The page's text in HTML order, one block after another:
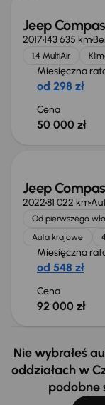
Jeep
2017143 635 km
1.4 MultiAir
Miesięczna
od 298 zł
Cena
50 000 zł
Świeżo
Jeep
202281 022 km
Od pierwszego
Auta krajowe
Miesięczna
od 548 zł
Cena
92 000 zł
Nie wybrałeś
oddziałach w
podobne